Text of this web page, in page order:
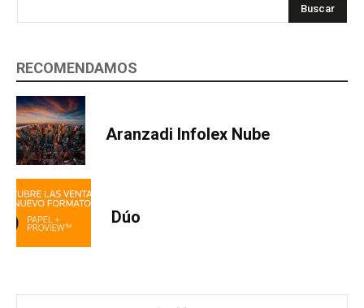
Buscar
RECOMENDAMOS
Aranzadi Infolex Nube
Dúo